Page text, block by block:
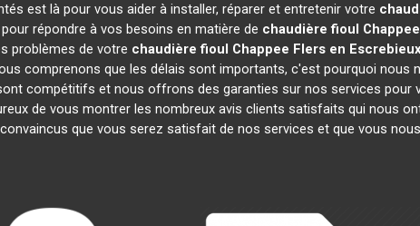
est là pour vous aider à installer, réparer et entretenir votre
répondre à vos besoins en matière de chaudière fioul Chappee
problèmes de votre chaudière fioul Chappee Flers en Escrebieux
comprenons que les délais sont importants, c'est pourquoi nous
compétitifs et nous offrons des garanties sur nos services pour
de vous montrer les nombreux avis clients satisfaits qui nous
que vous serez satisfait de nos services et que vous